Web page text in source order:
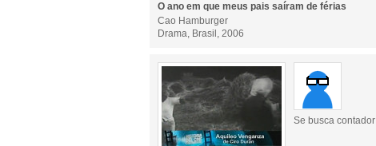
O ano em que meus pais saíram de férias
Cao Hamburger
Drama, Brasil, 2006
Se busca contador